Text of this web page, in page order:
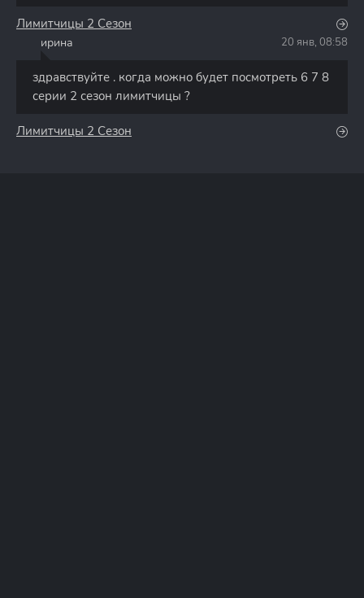
Лимитчицы 2 Сезон
ирина 20 янв, 08:58
здравствуйте . когда можно будет посмотреть 6 7 8
серии 2 сезон лимитчицы ?
Лимитчицы 2 Сезон